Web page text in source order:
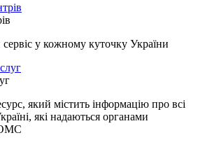
у кожному куточку України
який містить інформацію про всі
які надаються органами
ОМС